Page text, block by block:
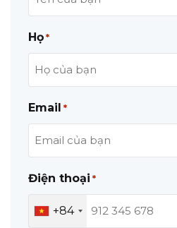
Họ *
Email *
Điện thoại *
+84